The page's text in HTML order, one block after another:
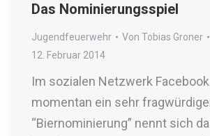
Das Nominierungsspiel
Jugendfeuerwehr Von Tobias Groner
12. Februar 2014
Im sozialen Netzwerk
momentan ein sehr
“Biernominierung” nennt sich